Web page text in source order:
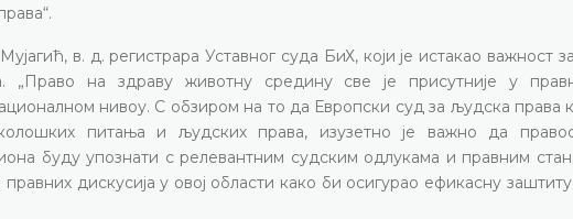
в. д. регистрара Уставног суда БиХ, који је истакао важност
„Право на здраву животну средину све је присутније у
нивоу. С обзиром на то да Европски суд за људска права
питања и људских права, изузетно је важно да
буду упознати с релевантним судским одлукама и правним
дискусија у овој области како би осигурао ефикасну заштиту